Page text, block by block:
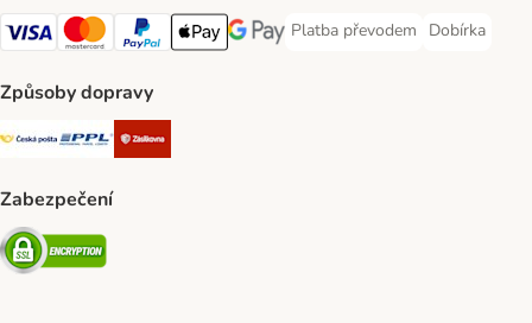
Visa Payment Method
mastercard Payment Method
PayPal Payment Method
Apple pay Payment Method
Google Pay Payment Method
Platba převodem
Platba převodem Payment
Dobírka
Dobírka
Způsoby dopravy
Česká pošta Shipping Method
PPL Shipping Method
Zabezpečení
Security